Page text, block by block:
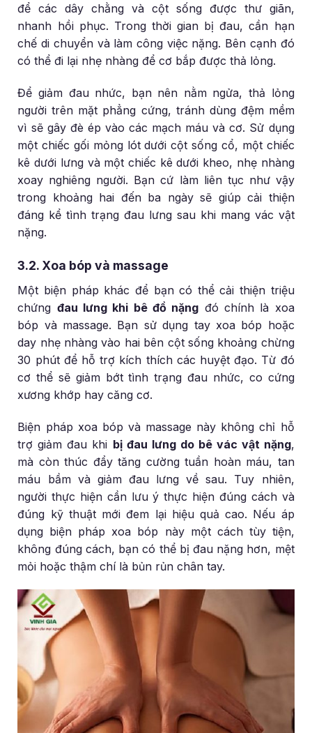
để các dây chằng và cột sống được thư giãn,
nhanh hồi phục. Trong thời gian bị đau, cần hạn
chế di chuyển và làm công việc nặng. Bên cạnh đó
có thể đi lại nhẹ nhàng để cơ bắp được thả lỏng.
Để giảm đau nhức, bạn nên nằm ngửa, thả lỏng
người trên mặt phẳng cứng, tránh dùng đệm mềm
vì sẽ gây đè ép vào các mạch máu và cơ. Sử dụng
một chiếc gối mỏng lót dưới cột sống cổ, một chiếc
kê dưới lưng và một chiếc kê dưới kheo, nhẹ nhàng
xoay nghiêng người. Bạn cứ làm liên tục như vậy
trong khoảng hai đến ba ngày sẽ giúp cải thiện
đáng kể tình trạng đau lưng sau khi mang vác vật
nặng.
3.2. Xoa bóp và massage
Một biện pháp khác để bạn có thể cải thiện triệu
chứng đau lưng khi bê đồ nặng đó chính là xoa
bóp và massage. Bạn sử dụng tay xoa bóp hoặc
day nhẹ nhàng vào hai bên cột sống khoảng chừng
30 phút để hỗ trợ kích thích các huyệt đạo. Từ đó
cơ thể sẽ giảm bớt tình trạng đau nhức, co cứng
xương khớp hay căng cơ.
Biện pháp xoa bóp và massage này không chỉ hỗ
trợ giảm đau khi bị đau lưng do bê vác vật nặng,
mà còn thúc đẩy tăng cường tuần hoàn máu, tan
máu bầm và giảm đau lưng về sau. Tuy nhiên,
người thực hiện cần lưu ý thực hiện đúng cách và
đúng kỹ thuật mới đem lại hiệu quả cao. Nếu áp
dụng biện pháp xoa bóp này một cách tùy tiện,
không đúng cách, bạn có thể bị đau nặng hơn, mệt
mỏi hoặc thậm chí là bủn rủn chân tay.